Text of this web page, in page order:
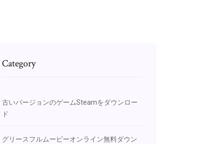
Category
古いバージョンのゲームSteamをダウンロー
ド
グリースフルムービーオンライン無料ダウン